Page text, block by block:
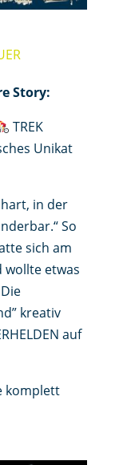
Story:
TREK
Unikat
in der
So
sich am
wollte etwas
kreativ
auf
komplett